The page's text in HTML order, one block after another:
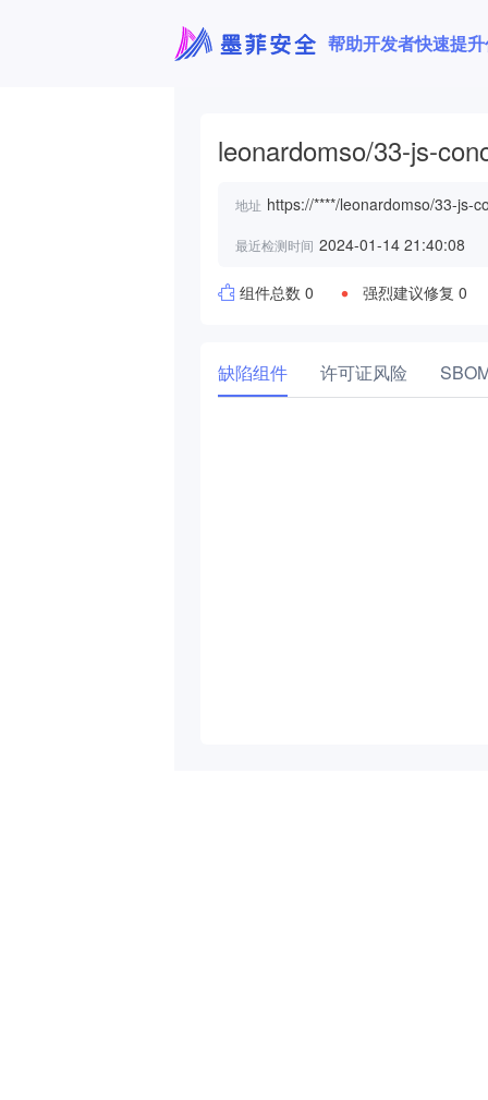
帮助开发者快速提
leonardomso/33-js-
地址 https://****/leonardomso/33-js-
最近检测时间 2024-01-14 21:40:08
组件总数 0 强烈建议修复 0
缺陷组件 许可证风险